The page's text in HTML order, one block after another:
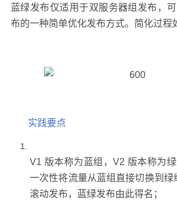
蓝绿发布仅适用于双服务器组发布，
实践要点
V1 版本称为蓝组，V2 版本称为
一次性将流量从蓝组直接切换到绿